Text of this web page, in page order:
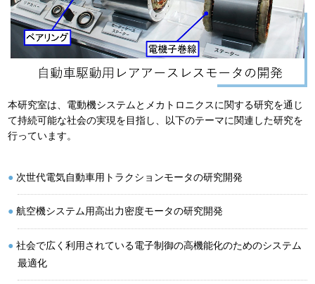
本研究室は、電動機システムとメカトロニクスに関する研究を通じ
て持続可能な社会の実現を目指し、以下のテーマに関連した研究を
行っています。
次世代電気自動車用トラクションモータの研究開発
航空機システム用高出力密度モータの研究開発
社会で広く利用されている電子制御の高機能化のためのシステム
最適化